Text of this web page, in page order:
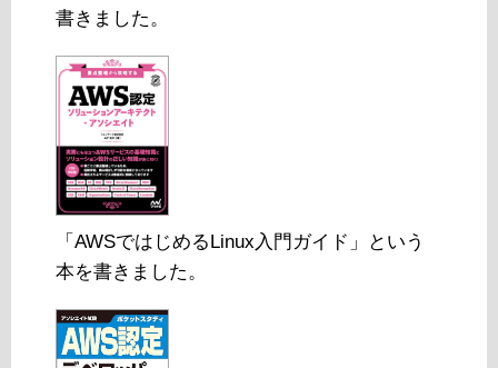
書きました。
「AWSではじめるLinux入門ガイド」という
本を書きました。